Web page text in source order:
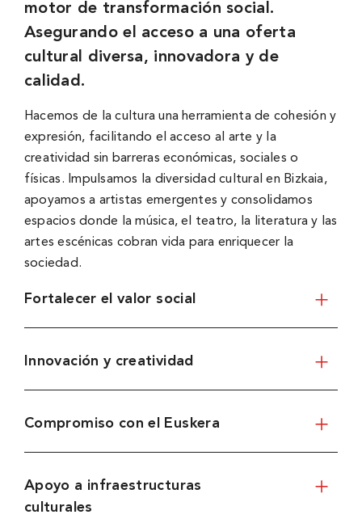
motor de transformación social.
Asegurando el acceso a una oferta
cultural diversa, innovadora y de
calidad.
Hacemos de la cultura una herramienta de cohesión y
expresión, facilitando el acceso al arte y la
creatividad sin barreras económicas, sociales o
físicas. Impulsamos la diversidad cultural en Bizkaia,
apoyamos a artistas emergentes y consolidamos
espacios donde la música, el teatro, la literatura y las
artes escénicas cobran vida para enriquecer la
sociedad.
Fortalecer el valor social
Innovación y creatividad
Compromiso con el Euskera
Apoyo a infraestructuras
culturales